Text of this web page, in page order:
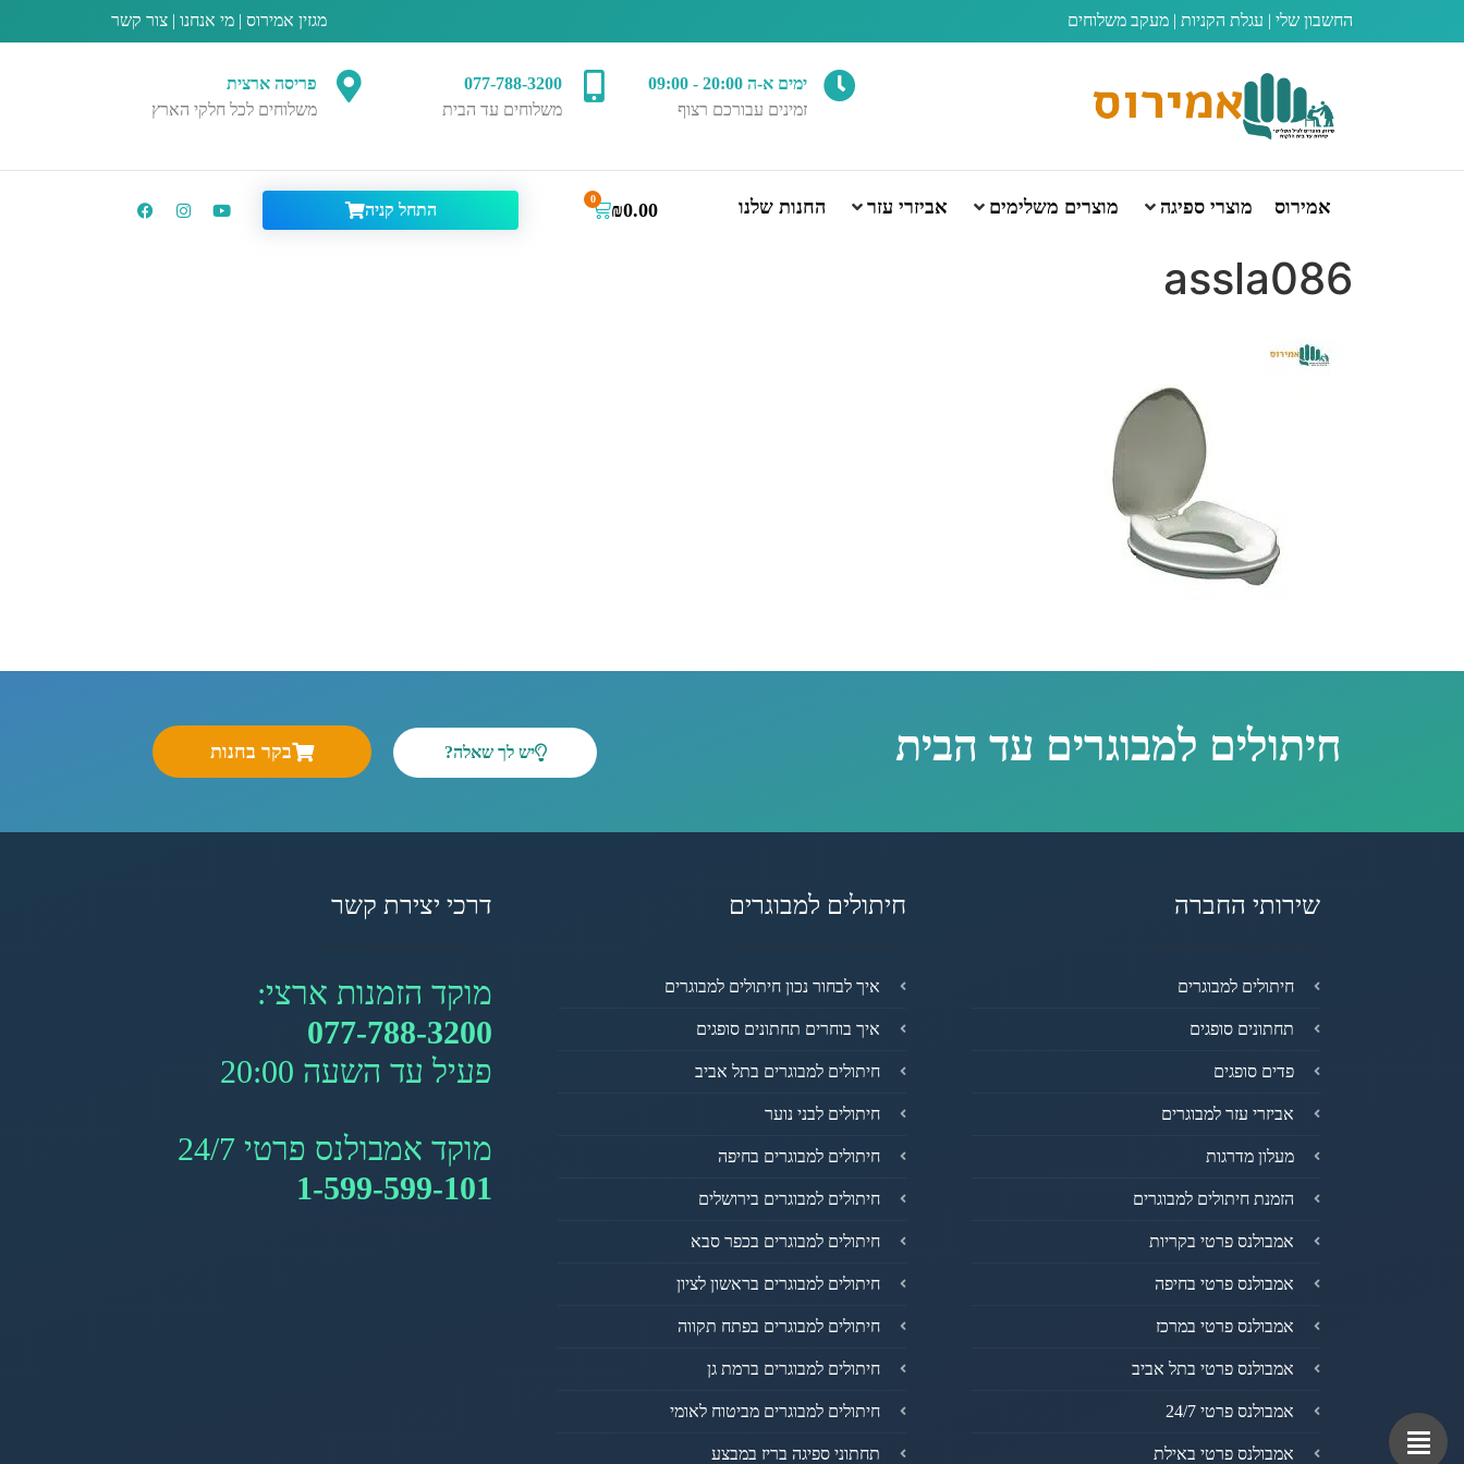
החשבון שלי | עגלת הקניות | מעקב משלוחים מגזין אמירוס | מי אנחנו | צור קשר
ימים א-ה 20:00 - 09:00
זמינים עבורכם רצוף
077-788-3200
משלוחים עד הבית
פריסה ארצית
משלוחים לכל חלקי הארץ
אמירוס מוצרי ספיגה מוצרים משלימים אביזרי עזר החנות שלנו ₪0.00
0
התחל קניה
assla086
חיתולים למבוגרים עד הבית יש לך שאלה? בקר בחנות
שירותי החברה
חיתולים למבוגרים
תחתונים סופגים
פדים סופגים
אביזרי עזר למבוגרים
מעלון מדרגות
הזמנת חיתולים למבוגרים
אמבולנס פרטי בקריות
אמבולנס פרטי בחיפה
אמבולנס פרטי במרכז
אמבולנס פרטי בתל אביב
אמבולנס פרטי 24/7
אמבולנס פרטי באילת
חיתולים למבוגרים
איך לבחור נכון חיתולים למבוגרים
איך בוחרים תחתונים סופגים
חיתולים למבוגרים בתל אביב
חיתולים לבני נוער
חיתולים למבוגרים בחיפה
חיתולים למבוגרים בירושלים
חיתולים למבוגרים בכפר סבא
חיתולים למבוגרים בראשון לציון
חיתולים למבוגרים בפתח תקווה
חיתולים למבוגרים ברמת גן
חיתולים למבוגרים מביטוח לאומי
תחתוני ספיגה בריז במבצע
דרכי יצירת קשר
מוקד הזמנות ארצי:
077-788-3200
פעיל עד השעה 20:00
מוקד אמבולנס פרטי 24/7
1-599-599-101